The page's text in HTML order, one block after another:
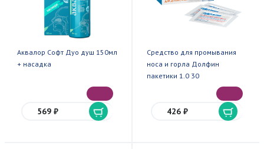
Аквалор Софт Дуо душ 150мл
+ насадка
569 ₽
Средство для промывания
носа и горла Долфин
пакетики 1.0 30
426 ₽